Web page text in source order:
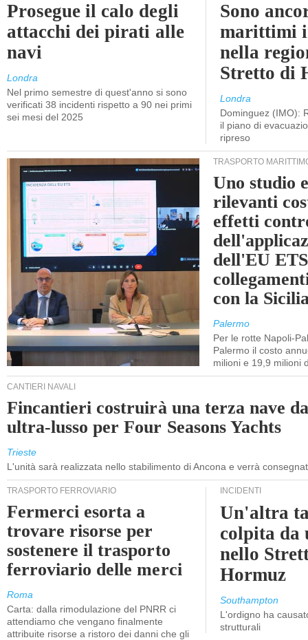
Prosegue il calo degli
attacchi dei pirati alle
navi
Londra
Nel primo semestre di quest'anno si sono
verificati 38 incidenti rispetto a 90 nei primi
sei mesi del 2025
Sono
marittimi
nella
Stretto di
Londra
Dominguez (IMO):
il piano di
ripreso
TRASPORTO
Uno studio
rilevanti
effetti
dell'EU
con la
Palermo
Per le rotte Napoli-
Palermo il costo
milioni e 19,9 milioni
CANTIERI NAVALI
Fincantieri costruirà una terza nave
ultra-lusso per Four Seasons Yachts
Trieste
L'unità sarà realizzata nello stabilimento di Ancona e verrà
TRASPORTO FERROVIARIO
Fermerci esorta a
trovare risorse per
sostenere il trasporto
ferroviario delle merci
Roma
Carta: dalla rimodulazione del PNRR ci
attendiamo che vengano finalmente
attribuite risorse a ristoro dei danni che gli
INCIDENTI
Un'altra
colpita da
nello
Hormuz
Southampton
L'ordigno ha
strutturali